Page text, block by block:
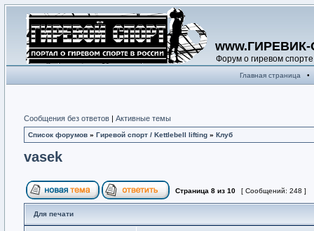
Форум о гиревом спорте
Главная страница •
Сообщения без ответов | Активные темы
Список форумов » Гиревой спорт / Kettlebell lifting » Клуб
vasek
Страница 8 из 10 [ Сообщений: 248 ]
Для печати